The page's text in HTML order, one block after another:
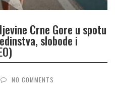
Crne Gore u spotu
slobode i
NO COMMENTS